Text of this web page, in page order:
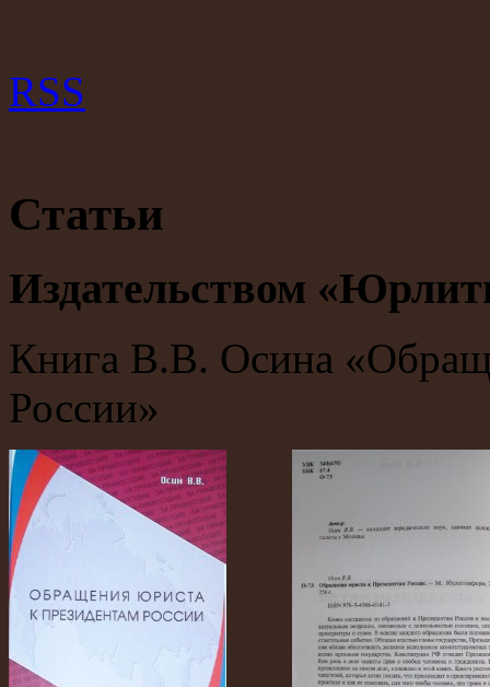
RSS
Статьи
Издательством
Книга В.В. Осина
России»